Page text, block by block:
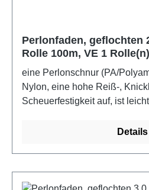
Perlonfaden, geflochten
Rolle 100m, VE 1
eine Perlonschnur (PA/
Nylon, eine hohe Reiß-,
Scheuerfestigkeit auf, ist
Motten und Termiten.Farbe:Details